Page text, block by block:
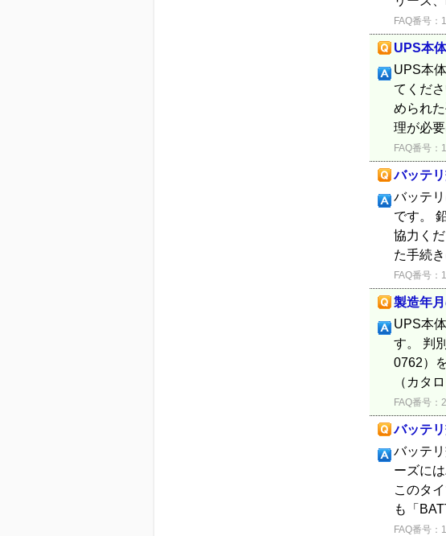
FAQ番号：
UPS本
UPS本
てくだ
められ
理が必
FAQ番号：
バッテリ
バッテ
です。
協力く
た手続
FAQ番号：
製造年
UPS本
す。 判
0762）
（カタ
FAQ番号：
バッテ
バッテ
ーズに
このタ
も「
FAQ番号：